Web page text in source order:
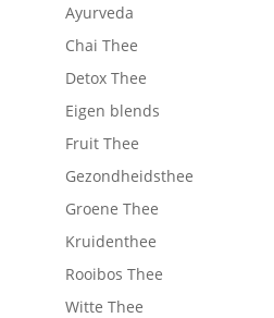
Ayurveda
Chai Thee
Detox Thee
Eigen blends
Fruit Thee
Gezondheidsthee
Groene Thee
Kruidenthee
Rooibos Thee
Witte Thee